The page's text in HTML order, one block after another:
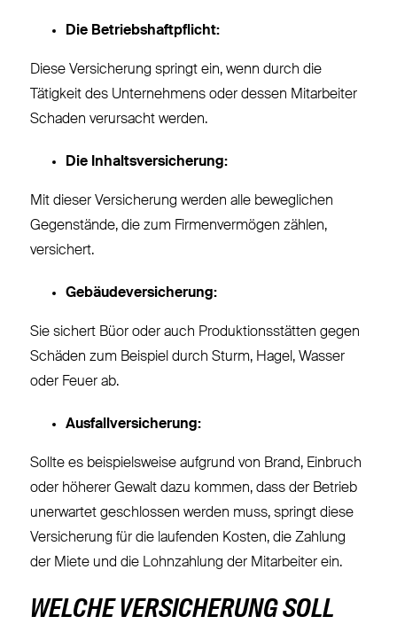
Die Betriebshaftpflicht:
Diese Versicherung springt ein, wenn durch die
Tätigkeit des Unternehmens oder dessen Mitarbeiter
Schaden verursacht werden.
Die Inhaltsversicherung:
Mit dieser Versicherung werden alle beweglichen
Gegenstände, die zum Firmenvermögen zählen,
versichert.
Gebäudeversicherung:
Sie sichert Büor oder auch Produktionsstätten gegen
Schäden zum Beispiel durch Sturm, Hagel, Wasser
oder Feuer ab.
Ausfallversicherung:
Sollte es beispielsweise aufgrund von Brand, Einbruch
oder höherer Gewalt dazu kommen, dass der Betrieb
unerwartet geschlossen werden muss, springt diese
Versicherung für die laufenden Kosten, die Zahlung
der Miete und die Lohnzahlung der Mitarbeiter ein.
WELCHE VERSICHERUNG SOLL